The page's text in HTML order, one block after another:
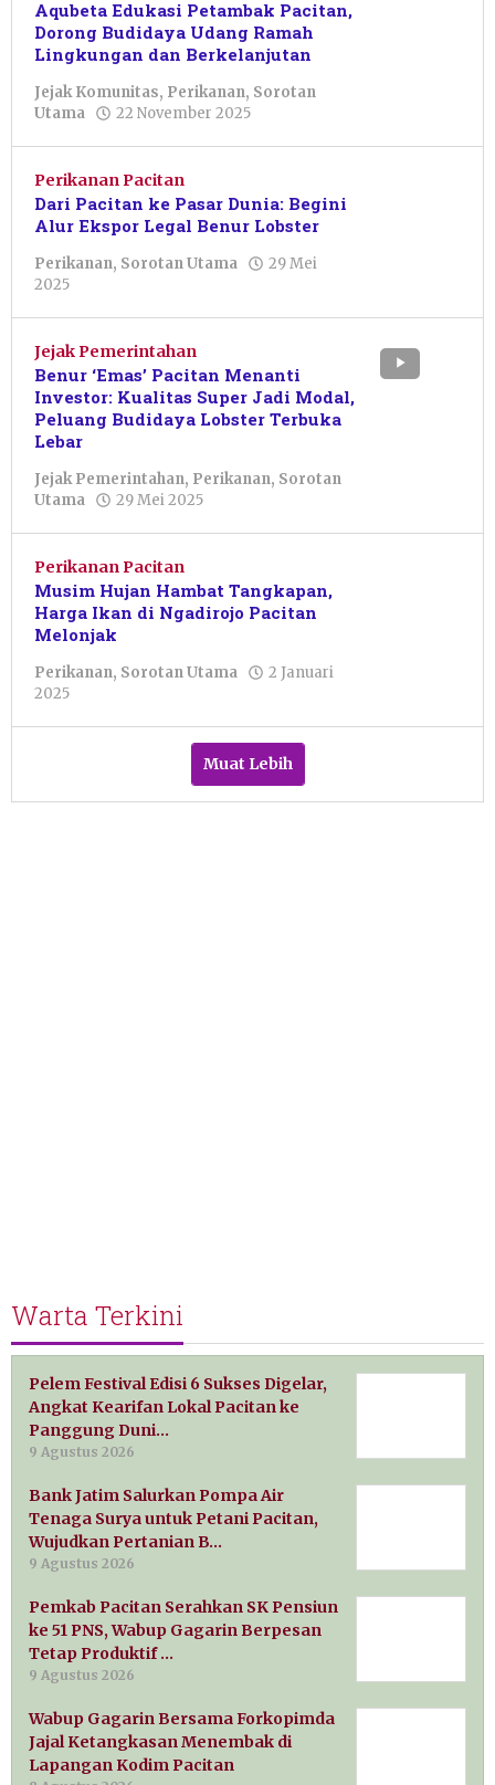
Aqubeta Edukasi Petambak Pacitan,
Dorong Budidaya Udang Ramah
Lingkungan dan Berkelanjutan
Jejak Komunitas, Perikanan, Sorotan
Utama
22 November 2025
Purnawan
Perikanan Pacitan
Dari Pacitan ke Pasar Dunia: Begini
Alur Ekspor Legal Benur Lobster
Perikanan, Sorotan Utama
29 Mei
2025
Shalahuddin
Jejak Pemerintahan
Benur ‘Emas’ Pacitan Menanti
Investor: Kualitas Super Jadi Modal,
Peluang Budidaya Lobster Terbuka
Lebar
Jejak Pemerintahan, Perikanan, Sorotan
Utama
29 Mei 2025
Shalahuddin
Perikanan Pacitan
Musim Hujan Hambat Tangkapan,
Harga Ikan di Ngadirojo Pacitan
Melonjak
Perikanan, Sorotan Utama
2 Januari
2025
Wulandari
Muat Lebih
Warta Terkini
Pelem Festival Edisi 6 Sukses Digelar,
Angkat Kearifan Lokal Pacitan ke
Panggung Duni…
9 Agustus 2026
Bank Jatim Salurkan Pompa Air
Tenaga Surya untuk Petani Pacitan,
Wujudkan Pertanian B…
9 Agustus 2026
Pemkab Pacitan Serahkan SK Pensiun
ke 51 PNS, Wabup Gagarin Berpesan
Tetap Produktif …
9 Agustus 2026
Wabup Gagarin Bersama Forkopimda
Jajal Ketangkasan Menembak di
Lapangan Kodim Pacitan